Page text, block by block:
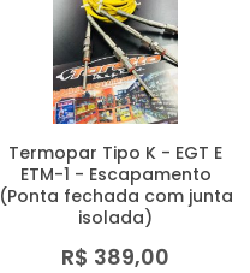
Termopar Tipo K - EGT E
ETM-1 - Escapamento
(Ponta fechada com junta
isolada)
R$ 389,00